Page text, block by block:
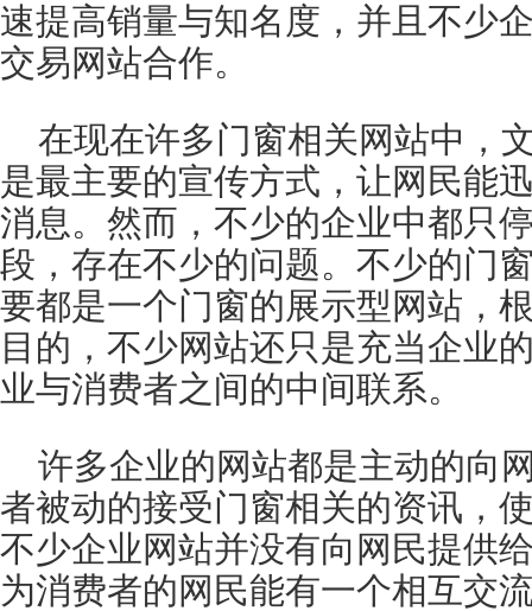
速提高销量与知名度，并且不少
交易网站合作。
在现在许多门窗相关网站中，
是最主要的宣传方式，让网民能
消息。然而，不少的企业中都只
段，存在不少的问题。不少的门
要都是一个门窗的展示型网站，
目的，不少网站还只是充当企业
业与消费者之间的中间联系。
许多企业的网站都是主动的向
者被动的接受门窗相关的资讯，
不少企业网站并没有向网民提供
为消费者的网民能有一个相互交